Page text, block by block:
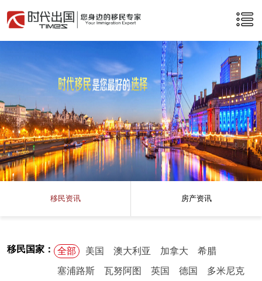
移民资讯 房产资讯
移民国家： 全部 美国 澳大利亚 加拿大
希腊
塞浦路斯
瓦努阿图 英国 德国
多米尼克